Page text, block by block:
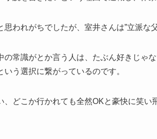
われがちでしたが、室井さんは”立派な
の常識がとか言う人は、たぶん好きじゃ
う選択に繋がっているのです。
、どこか行かれても全然OKと豪快に笑い